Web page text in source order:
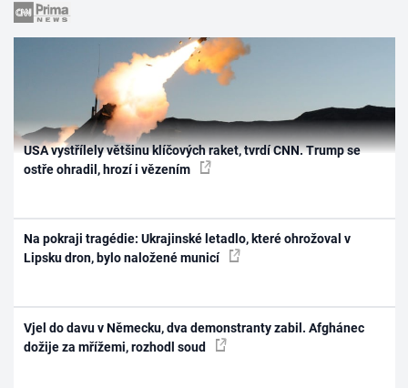
USA vystřílely většinu klíčových raket, tvrdí CNN. Trump se
ostře ohradil, hrozí i vězením
Na pokraji tragédie: Ukrajinské letadlo, které ohrožoval v
Lipsku dron, bylo naložené municí
Vjel do davu v Německu, dva demonstranty zabil. Afghánec
dožije za mřížemi, rozhodl soud